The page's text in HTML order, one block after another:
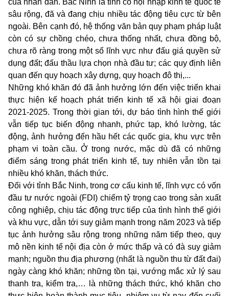
của nhân dân. Bắc Ninh là tỉnh có hội nhập kinh tế quốc tế
sâu rộng, đã và đang chịu nhiều tác động tiêu cực từ bên
ngoài. Bên cạnh đó, hệ thống văn bản quy phạm pháp luật
còn có sự chồng chéo, chưa thống nhất, chưa đồng bộ,
chưa rõ ràng trong một số lĩnh vực như đấu giá quyền sử
dụng đất; đấu thầu lựa chọn nhà đầu tư; các quy định liên
quan đến quy hoạch xây dựng, quy hoạch đô thị,...
Những khó khăn đó đã ảnh hưởng lớn đến việc triển khai
thực hiện kế hoạch phát triển kinh tế xã hội giai đoạn
2021-2025. Trong thời gian tới, dự báo tình hình thế giới
vẫn tiếp tục biến động nhanh, phức tạp, khó lường, tác
động, ảnh hưởng đến hầu hết các quốc gia, khu vực trên
phạm vi toàn cầu. Ở trong nước, mặc dù đã có những
điểm sáng trong phát triển kinh tế, tuy nhiên vẫn tồn tại
nhiều khó khăn, thách thức.
Đối với tỉnh Bắc Ninh, trong cơ cấu kinh tế, lĩnh vực có vốn
đầu tư nước ngoài (FDI) chiếm tỷ trọng cao trong sản xuất
công nghiệp, chịu tác động trực tiếp của tình hình thế giới
và khu vực, dẫn tới suy giảm mạnh trong năm 2023 và tiếp
tục ảnh hưởng sâu rộng trong những năm tiếp theo, quy
mô nền kinh tế nội địa còn ở mức thấp và có đà suy giảm
mạnh; nguồn thu địa phương (nhất là nguồn thu từ đất đai)
ngày càng khó khăn; những tồn tại, vướng mắc xử lý sau
thanh tra, kiểm tra,… là những thách thức, khó khăn cho